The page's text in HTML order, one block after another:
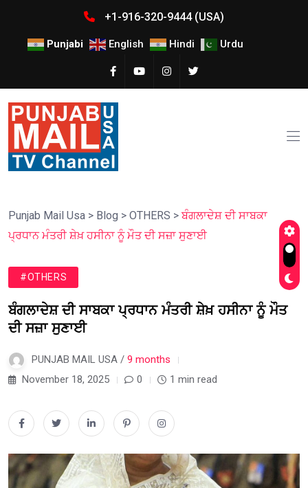
+1-916-320-9444 (USA)
Punjabi English Hindi Urdu
Punjab Mail Usa > Blog > OTHERS >ਬੰਗਲਾਦੇਸ਼ ਦੀ ਸਾਬਕਾ
ਪ੍ਰਧਾਨ ਮੰਤਰੀ ਸ਼ੇਖ਼ ਹਸੀਨਾ ਨੂੰ ਮੌਤ ਦੀ ਸਜ਼ਾ ਸੁਣਾਈ
#OTHERS
ਬੰਗਲਾਦੇਸ਼ ਦੀ ਸਾਬਕਾ ਪ੍ਰਧਾਨ ਮੰਤਰੀ ਸ਼ੇਖ਼ ਹਸੀਨਾ ਨੂੰ ਮੌਤ
ਦੀ ਸਜ਼ਾ ਸੁਣਾਈ
PUNJAB MAIL USA / 9 months
November 18, 2025
0 1 min read